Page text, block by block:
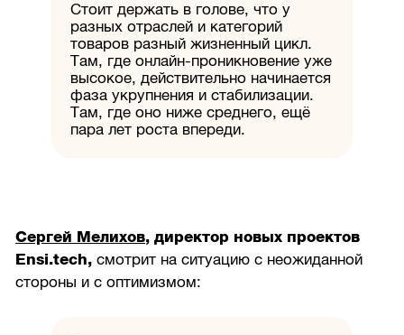
Стоит держать в голове, что у
разных отраслей и категорий
товаров разный жизненный цикл.
Там, где онлайн-проникновение уже
высокое, действительно начинается
фаза укрупнения и стабилизации.
Там, где оно ниже среднего, ещё
пара лет роста впереди.
Сергей Мелихов, директор новых проектов
Ensi.tech, смотрит на ситуацию с неожиданной
стороны и с оптимизмом: